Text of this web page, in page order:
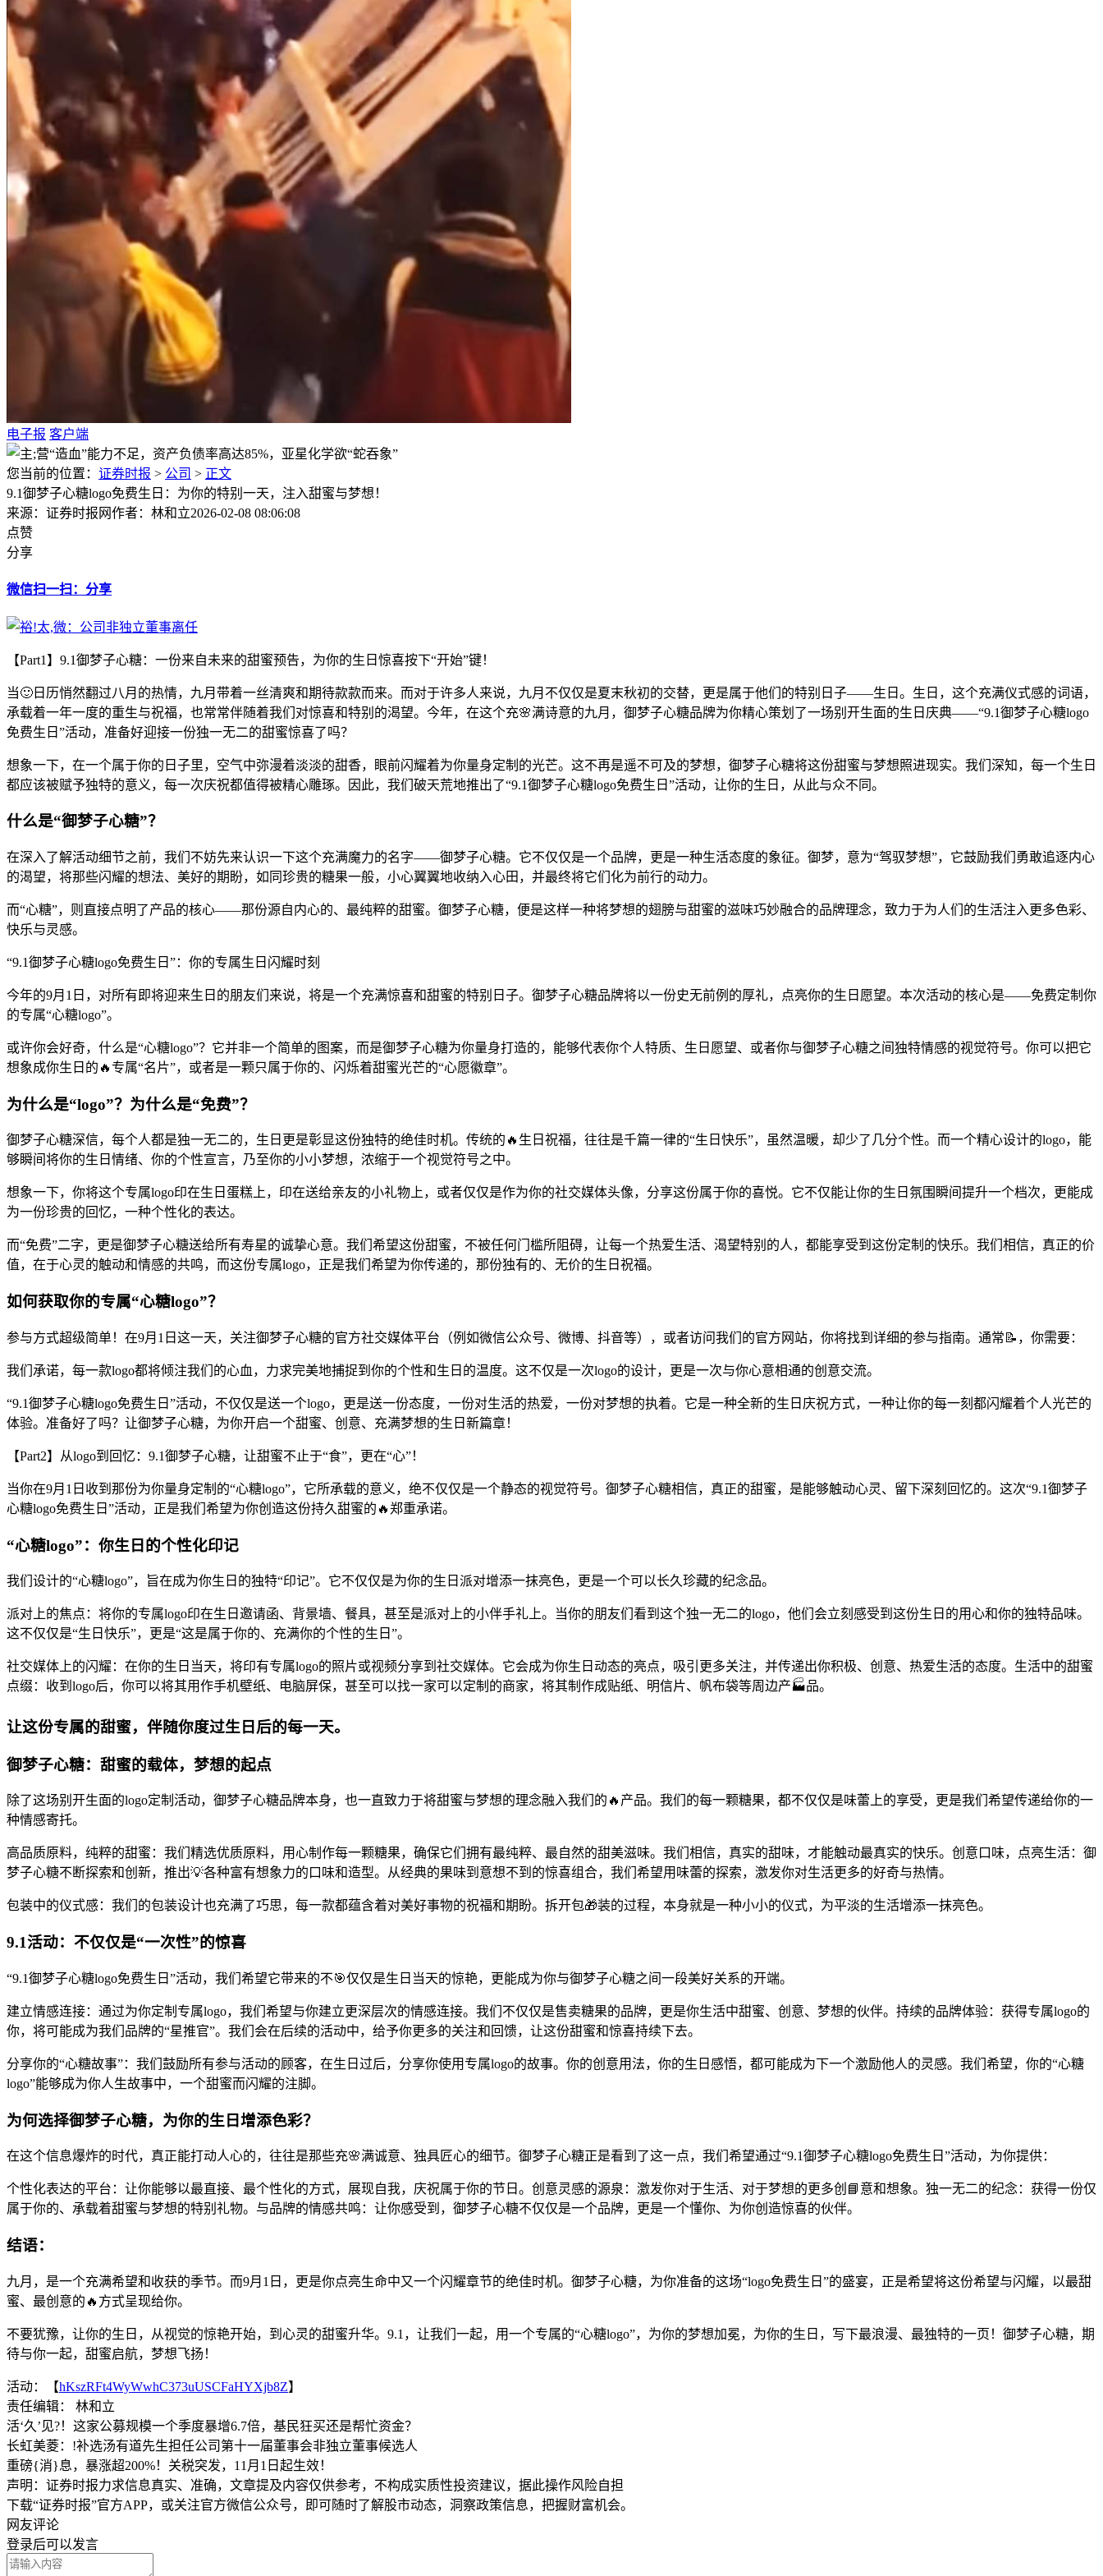
电子报 客户端
您当前的位置： 证券时报 > 公司 > 正文
9.1御梦子心糖logo免费生日：为你的特别一天，注入甜蜜与梦想！
来源：证券时报网作者：林和立2026-02-08 08:06:08
点赞
分享
微信扫一扫：分享
【Part1】9.1御梦子心糖：一份来自未来的甜蜜预告，为你的生日惊喜按下“开始”键！
当🙂日历悄然翻过八月的热情，九月带着一丝清爽和期待款款而来。而对于许多人来说，九月不仅仅是夏末秋初的交替，更是属于他们的特别日子——生日。生日，这个充满仪式感的词语，
承载着一年一度的重生与祝福，也常常伴随着我们对惊喜和特别的渴望。今年，在这个充🌸满诗意的九月，御梦子心糖品牌为你精心策划了一场别开生面的生日庆典——“9.1御梦子心糖logo
免费生日”活动，准备好迎接一份独一无二的甜蜜惊喜了吗？
想象一下，在一个属于你的日子里，空气中弥漫着淡淡的甜香，眼前闪耀着为你量身定制的光芒。这不再是遥不可及的梦想，御梦子心糖将这份甜蜜与梦想照进现实。我们深知，每一个生日
都应该被赋予独特的意义，每一次庆祝都值得被精心雕琢。因此，我们破天荒地推出了“9.1御梦子心糖logo免费生日”活动，让你的生日，从此与众不同。
什么是“御梦子心糖”？
在深入了解活动细节之前，我们不妨先来认识一下这个充满魔力的名字——御梦子心糖。它不仅仅是一个品牌，更是一种生活态度的象征。御梦，意为“驾驭梦想”，它鼓励我们勇敢追逐内心
的渴望，将那些闪耀的想法、美好的期盼，如同珍贵的糖果一般，小心翼翼地收纳入心田，并最终将它们化为前行的动力。
而“心糖”，则直接点明了产品的核心——那份源自内心的、最纯粹的甜蜜。御梦子心糖，便是这样一种将梦想的翅膀与甜蜜的滋味巧妙融合的品牌理念，致力于为人们的生活注入更多色彩、
快乐与灵感。
“9.1御梦子心糖logo免费生日”：你的专属生日闪耀时刻
今年的9月1日，对所有即将迎来生日的朋友们来说，将是一个充满惊喜和甜蜜的特别日子。御梦子心糖品牌将以一份史无前例的厚礼，点亮你的生日愿望。本次活动的核心是——免费定制你
的专属“心糖logo”。
或许你会好奇，什么是“心糖logo”？它并非一个简单的图案，而是御梦子心糖为你量身打造的，能够代表你个人特质、生日愿望、或者你与御梦子心糖之间独特情感的视觉符号。你可以把它
想象成你生日的🔥专属“名片”，或者是一颗只属于你的、闪烁着甜蜜光芒的“心愿徽章”。
为什么是“logo”？为什么是“免费”？
御梦子心糖深信，每个人都是独一无二的，生日更是彰显这份独特的绝佳时机。传统的🔥生日祝福，往往是千篇一律的“生日快乐”，虽然温暖，却少了几分个性。而一个精心设计的logo，能
够瞬间将你的生日情绪、你的个性宣言，乃至你的小小梦想，浓缩于一个视觉符号之中。
想象一下，你将这个专属logo印在生日蛋糕上，印在送给亲友的小礼物上，或者仅仅是作为你的社交媒体头像，分享这份属于你的喜悦。它不仅能让你的生日氛围瞬间提升一个档次，更能成
为一份珍贵的回忆，一种个性化的表达。
而“免费”二字，更是御梦子心糖送给所有寿星的诚挚心意。我们希望这份甜蜜，不被任何门槛所阻碍，让每一个热爱生活、渴望特别的人，都能享受到这份定制的快乐。我们相信，真正的价
值，在于心灵的触动和情感的共鸣，而这份专属logo，正是我们希望为你传递的，那份独有的、无价的生日祝福。
如何获取你的专属“心糖logo”？
参与方式超级简单！在9月1日这一天，关注御梦子心糖的官方社交媒体平台（例如微信公众号、微博、抖音等），或者访问我们的官方网站，你将找到详细的参与指南。通常📝，你需要：
我们承诺，每一款logo都将倾注我们的心血，力求完美地捕捉到你的个性和生日的温度。这不仅是一次logo的设计，更是一次与你心意相通的创意交流。
“9.1御梦子心糖logo免费生日”活动，不仅仅是送一个logo，更是送一份态度，一份对生活的热爱，一份对梦想的执着。它是一种全新的生日庆祝方式，一种让你的每一刻都闪耀着个人光芒的
体验。准备好了吗？让御梦子心糖，为你开启一个甜蜜、创意、充满梦想的生日新篇章！
【Part2】从logo到回忆：9.1御梦子心糖，让甜蜜不止于“食”，更在“心”！
当你在9月1日收到那份为你量身定制的“心糖logo”，它所承载的意义，绝不仅仅是一个静态的视觉符号。御梦子心糖相信，真正的甜蜜，是能够触动心灵、留下深刻回忆的。这次“9.1御梦子
心糖logo免费生日”活动，正是我们希望为你创造这份持久甜蜜的🔥郑重承诺。
“心糖logo”：你生日的个性化印记
我们设计的“心糖logo”，旨在成为你生日的独特“印记”。它不仅仅是为你的生日派对增添一抹亮色，更是一个可以长久珍藏的纪念品。
派对上的焦点：将你的专属logo印在生日邀请函、背景墙、餐具，甚至是派对上的小伴手礼上。当你的朋友们看到这个独一无二的logo，他们会立刻感受到这份生日的用心和你的独特品味。
这不仅仅是“生日快乐”，更是“这是属于你的、充满你的个性的生日”。
社交媒体上的闪耀：在你的生日当天，将印有专属logo的照片或视频分享到社交媒体。它会成为你生日动态的亮点，吸引更多关注，并传递出你积极、创意、热爱生活的态度。生活中的甜蜜
点缀：收到logo后，你可以将其用作手机壁纸、电脑屏保，甚至可以找一家可以定制的商家，将其制作成贴纸、明信片、帆布袋等周边产🏭品。
让这份专属的甜蜜，伴随你度过生日后的每一天。
御梦子心糖：甜蜜的载体，梦想的起点
除了这场别开生面的logo定制活动，御梦子心糖品牌本身，也一直致力于将甜蜜与梦想的理念融入我们的🔥产品。我们的每一颗糖果，都不仅仅是味蕾上的享受，更是我们希望传递给你的一
种情感寄托。
高品质原料，纯粹的甜蜜：我们精选优质原料，用心制作每一颗糖果，确保它们拥有最纯粹、最自然的甜美滋味。我们相信，真实的甜味，才能触动最真实的快乐。创意口味，点亮生活：御
梦子心糖不断探索和创新，推出💡各种富有想象力的口味和造型。从经典的果味到意想不到的惊喜组合，我们希望用味蕾的探索，激发你对生活更多的好奇与热情。
包装中的仪式感：我们的包装设计也充满了巧思，每一款都蕴含着对美好事物的祝福和期盼。拆开包🎁装的过程，本身就是一种小小的仪式，为平淡的生活增添一抹亮色。
9.1活动：不仅仅是“一次性”的惊喜
“9.1御梦子心糖logo免费生日”活动，我们希望它带来的不🎯仅仅是生日当天的惊艳，更能成为你与御梦子心糖之间一段美好关系的开端。
建立情感连接：通过为你定制专属logo，我们希望与你建立更深层次的情感连接。我们不仅仅是售卖糖果的品牌，更是你生活中甜蜜、创意、梦想的伙伴。持续的品牌体验：获得专属logo的
你，将可能成为我们品牌的“星推官”。我们会在后续的活动中，给予你更多的关注和回馈，让这份甜蜜和惊喜持续下去。
分享你的“心糖故事”：我们鼓励所有参与活动的顾客，在生日过后，分享你使用专属logo的故事。你的创意用法，你的生日感悟，都可能成为下一个激励他人的灵感。我们希望，你的“心糖
logo”能够成为你人生故事中，一个甜蜜而闪耀的注脚。
为何选择御梦子心糖，为你的生日增添色彩？
在这个信息爆炸的时代，真正能打动人心的，往往是那些充🌸满诚意、独具匠心的细节。御梦子心糖正是看到了这一点，我们希望通过“9.1御梦子心糖logo免费生日”活动，为你提供：
个性化表达的平台：让你能够以最直接、最个性化的方式，展现自我，庆祝属于你的节日。创意灵感的源泉：激发你对于生活、对于梦想的更多创📘意和想象。独一无二的纪念：获得一份仅
属于你的、承载着甜蜜与梦想的特别礼物。与品牌的情感共鸣：让你感受到，御梦子心糖不仅仅是一个品牌，更是一个懂你、为你创造惊喜的伙伴。
结语：
九月，是一个充满希望和收获的季节。而9月1日，更是你点亮生命中又一个闪耀章节的绝佳时机。御梦子心糖，为你准备的这场“logo免费生日”的盛宴，正是希望将这份希望与闪耀，以最甜
蜜、最创意的🔥方式呈现给你。
不要犹豫，让你的生日，从视觉的惊艳开始，到心灵的甜蜜升华。9.1，让我们一起，用一个专属的“心糖logo”，为你的梦想加冕，为你的生日，写下最浪漫、最独特的一页！御梦子心糖，期
待与你一起，甜蜜启航，梦想飞扬！
活动：【hKszRFt4WyWwhC373uUSCFaHYXjb8Z】
责任编辑： 林和立
活‘久’见?！这家公募规模一个季度暴增6.7倍，基民狂买还是帮忙资金？
长虹美菱：!补选汤有道先生担任公司第十一届董事会非独立董事候选人
重磅{消}息，暴涨超200%！关税突发，11月1日起生效！
声明：证券时报力求信息真实、准确，文章提及内容仅供参考，不构成实质性投资建议，据此操作风险自担
下载“证券时报”官方APP，或关注官方微信公众号，即可随时了解股市动态，洞察政策信息，把握财富机会。
网友评论
登录后可以发言